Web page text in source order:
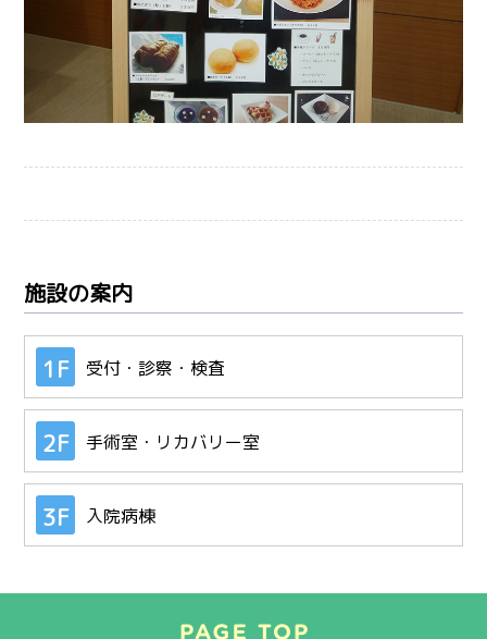
施設の案内
1F 受付・診察・検査
2F 手術室・リカバリー室
3F 入院病棟